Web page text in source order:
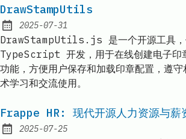
DrawStampUtils
Published:
2025-07-31
DrawStampUtils.js 是一个开源工具，
TypeScript 开发，用于在线创建电子印
功能，方便用户保存和加载印章配置，遵
术学习和交流使用。
Frappe HR: 现代开源人力资源与薪
Published:
2025-07-25